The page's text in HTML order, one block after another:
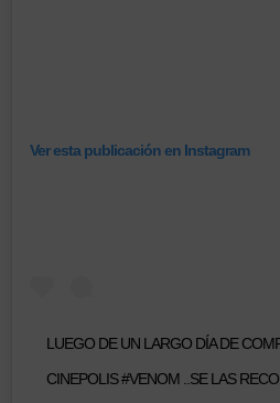
Ver esta publicación en Instagram
LUEGO DE UN LARGO DÍA DE
CINEPOLIS #VENOM ..SE LAS